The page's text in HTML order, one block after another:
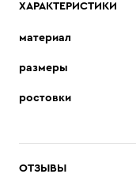
ХАРАКТЕРИСТИКИ
материал
размеры
ростовки
ОТЗЫВЫ